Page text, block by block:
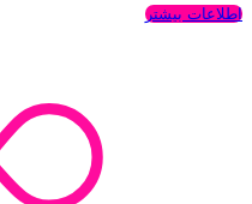
اطلاعات بیشتر